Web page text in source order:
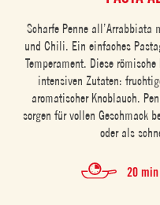
Scharfe Penne all’Arrabbiata
und Chili. Ein einfaches
Temperament. Diese
intensiven Zutaten:
aromatischer Knoblauch.
sorgen für vollen Geschmack
oder als
20 min